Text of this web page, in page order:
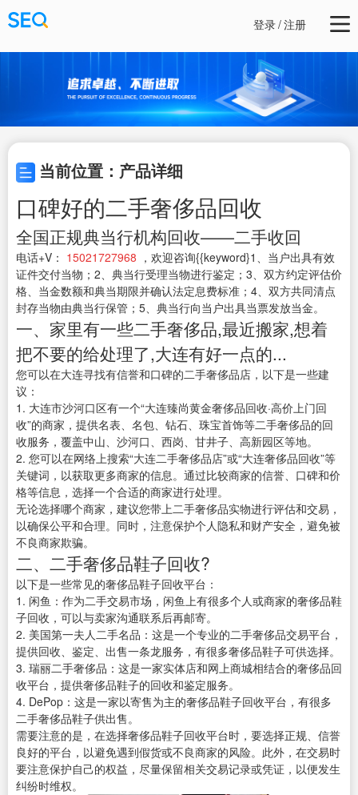
登录/注册
当前位置：产品详细
口碑好的二手奢侈品回收
全国正规典当行机构回收——二手收回
电话+V： 15021727968 ，欢迎咨询{{keyword}1、当户出具有效
证件交付当物；2、典当行受理当物进行鉴定；3、双方约定评估价
格、当金数额和典当期限并确认法定息费标准；4、双方共同清点
封存当物由典当行保管；5、典当行向当户出具当票发放当金。
一、家里有一些二手奢侈品,最近搬家,想着
把不要的给处理了,大连有好一点的...
您可以在大连寻找有信誉和口碑的二手奢侈品店，以下是一些建
议：
1. 大连市沙河口区有一个“大连臻尚黄金奢侈品回收·高价上门回
收”的商家，提供名表、名包、钻石、珠宝首饰等二手奢侈品的回
收服务，覆盖中山、沙河口、西岗、甘井子、高新园区等地。
2. 您可以在网络上搜索“大连二手奢侈品店”或“大连奢侈品回收”等
关键词，以获取更多商家的信息。通过比较商家的信誉、口碑和价
格等信息，选择一个合适的商家进行处理。
无论选择哪个商家，建议您带上二手奢侈品实物进行评估和交易，
以确保公平和合理。同时，注意保护个人隐私和财产安全，避免被
不良商家欺骗。
二、二手奢侈品鞋子回收?
以下是一些常见的奢侈品鞋子回收平台：
1. 闲鱼：作为二手交易市场，闲鱼上有很多个人或商家的奢侈品鞋
子回收，可以与卖家沟通联系后再邮寄。
2. 美国第一夫人二手名品：这是一个专业的二手奢侈品交易平台，
提供回收、鉴定、出售一条龙服务，有很多奢侈品鞋子可供选择。
3. 瑞丽二手奢侈品：这是一家实体店和网上商城相结合的奢侈品回
收平台，提供奢侈品鞋子的回收和鉴定服务。
4. DePop：这是一家以寄售为主的奢侈品鞋子回收平台，有很多
二手奢侈品鞋子供出售。
需要注意的是，在选择奢侈品鞋子回收平台时，要选择正规、信誉
良好的平台，以避免遇到假货或不良商家的风险。此外，在交易时
要注意保护自己的权益，尽量保留相关交易记录或凭证，以便发生
纠纷时维权。